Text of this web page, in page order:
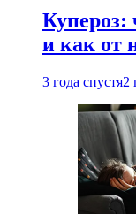
Купероз:
и как от
3 года спустя2